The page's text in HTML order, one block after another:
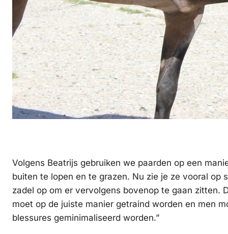
Volgens Beatrijs gebruiken we paarden op een
buiten te lopen en te grazen. Nu zie je ze vooral op
zadel op om er vervolgens bovenop te gaan zitten.
moet op de juiste manier getraind worden en men
blessures geminimaliseerd worden.”